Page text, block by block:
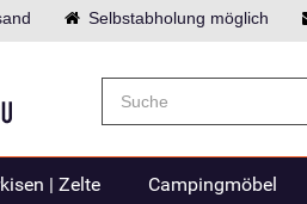
Selbstabholung möglich
| Zelte Campingmöbel